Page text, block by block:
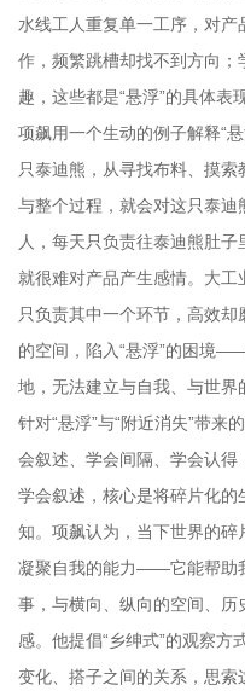
水线工人重复单一工序，对
作，频繁跳槽却找不到方向
趣，这些都是“悬浮”的具体表现
项飙用一个生动的例子解释“
只泰迪熊，从寻找布料、摸
与整个过程，就会对这只泰
人，每天只负责往泰迪熊肚子
就很难对产品产生感情。大
只负责其中一个环节，高效
的空间，陷入“悬浮”的困境
地，无法建立与自我、与世界
针对“悬浮”与“附近消失”带来
会叙述、学会间隔、学会认得
学会叙述，核心是将碎片化的
知。项飙认为，当下世界的
凝聚自我的能力——它能帮助
事，与横向、纵向的空间、
感。他提倡“乡绅式”的观察方
变化、搭子之间的关系，思索